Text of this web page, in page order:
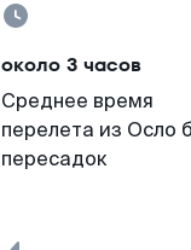
около 3 часов
Среднее время
перелета из Осло
пересадок